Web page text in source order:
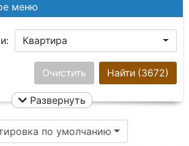
меню
Квартира
Ничего не выбраноНайти (3672)
Очистить
Развернуть
по умолчанию